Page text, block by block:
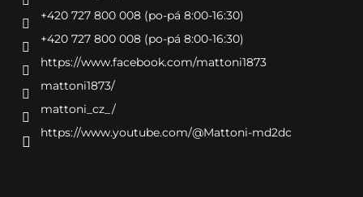
+420 727 800 008 (po-pá 8:00-16:30)
+420 727 800 008 (po-pá 8:00-16:30)
https://www.facebook.com/mattoni1873
mattoni1873/
mattoni_cz_/
https://www.youtube.com/@Mattoni-md2dc